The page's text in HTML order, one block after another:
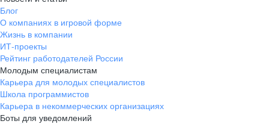
Блог
О компаниях в игровой форме
Жизнь в компании
ИТ-проекты
Рейтинг работодателей России
Молодым специалистам
Карьера для молодых специалистов
Школа программистов
Карьера в некоммерческих организациях
Боты для уведомлений